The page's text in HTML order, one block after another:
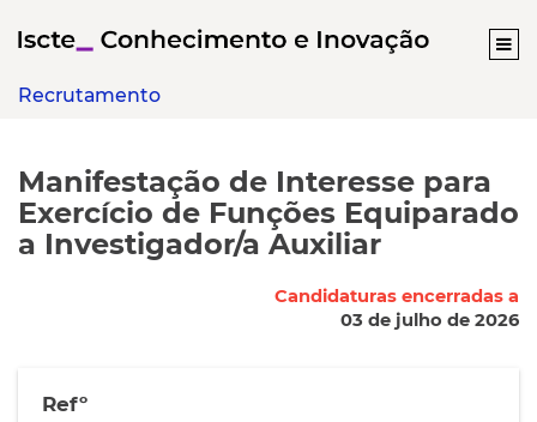
Recrutamento
Manifestação de Interesse para
Exercício de Funções Equiparado
a Investigador/a Auxiliar
Candidaturas encerradas a
03 de julho de 2026
Refº